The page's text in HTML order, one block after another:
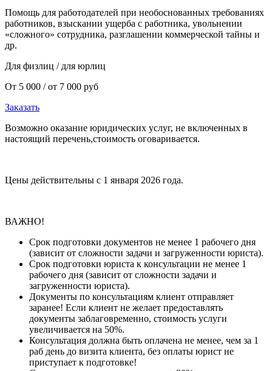
Помощь для работодателей при необоснованных требованиях
работников, взыскании ущерба с работника, увольнении
«сложного» сотрудника, разглашении коммерческой тайны и
др.
Для физлиц / для юрлиц
От 5 000 / от 7 000 руб
Заказать
Возможно оказание юридических услуг, не включенных в
настоящий перечень,стоимость оговаривается.
Цены действительны с 1 января 2026 года.
ВАЖНО!
Срок подготовки документов не менее 1 рабочего дня
(зависит от сложности задачи и загруженности юриста).
Срок подготовки юриста к консультации не менее 1
рабочего дня (зависит от сложности задачи и
загруженности юриста).
Документы по консультациям клиент отправляет
заранее! Если клиент не желает предоставлять
документы заблаговременно, стоимость услуги
увеличивается на 50%.
Консультация должна быть оплачена не менее, чем за 1
раб день до визита клиента, без оплаты юрист не
приступает к подготовке!